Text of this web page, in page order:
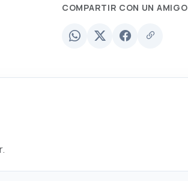
COMPARTIR CON UN AMIGO